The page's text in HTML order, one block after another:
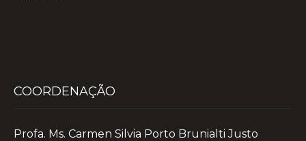
COORDENAÇÃO
Profa. Ms. Carmen Silvia Porto Brunialti Justo